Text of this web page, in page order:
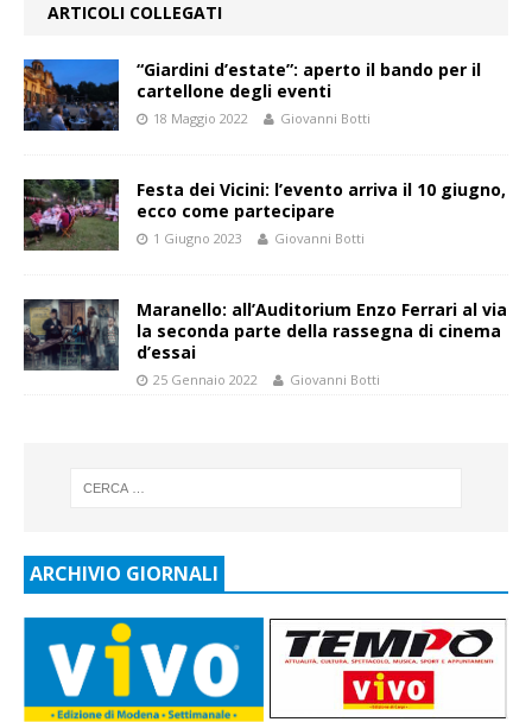
ARTICOLI COLLEGATI
“Giardini d’estate”: aperto il bando per il
cartellone degli eventi
18 Maggio 2022 Giovanni Botti
Festa dei Vicini: l’evento arriva il 10 giugno,
ecco come partecipare
1 Giugno 2023 Giovanni Botti
Maranello: all’Auditorium Enzo Ferrari al via
la seconda parte della rassegna di cinema
d’essai
25 Gennaio 2022 Giovanni Botti
ARCHIVIO GIORNALI